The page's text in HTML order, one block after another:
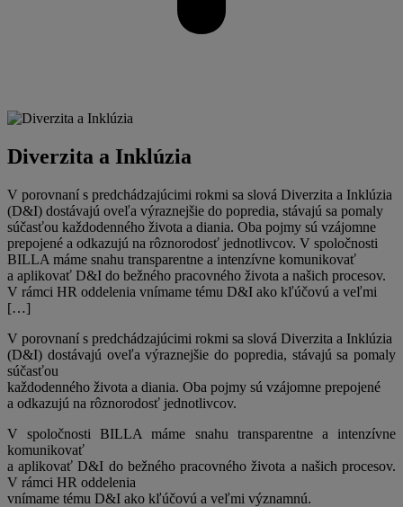
Diverzita a Inklúzia
V porovnaní s predchádzajúcimi rokmi sa slová Diverzita a Inklúzia
(D&I) dostávajú oveľa výraznejšie do popredia, stávajú sa pomaly
súčasťou každodenného života a diania. Oba pojmy sú vzájomne
prepojené a odkazujú na rôznorodosť jednotlivcov. V spoločnosti
BILLA máme snahu transparentne a intenzívne komunikovať
a aplikovať D&I do bežného pracovného života a našich procesov.
V rámci HR oddelenia vnímame tému D&I ako kľúčovú a veľmi
[…]
V porovnaní s predchádzajúcimi rokmi sa slová Diverzita a Inklúzia
(D&I) dostávajú oveľa výraznejšie do popredia, stávajú sa pomaly
súčasťou
každodenného života a diania. Oba pojmy sú vzájomne prepojené
a odkazujú na rôznorodosť jednotlivcov.
V spoločnosti BILLA máme snahu transparentne a intenzívne
komunikovať
a aplikovať D&I do bežného pracovného života a našich procesov.
V rámci HR oddelenia
vnímame tému D&I ako kľúčovú a veľmi významnú.